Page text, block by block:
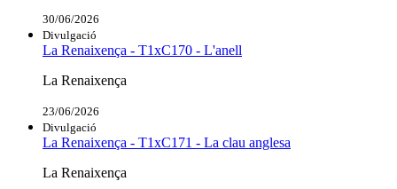
30/06/2026
Divulgació
La Renaixença - T1xC170 - L'anell
La Renaixença
23/06/2026
Divulgació
La Renaixença - T1xC171 - La clau anglesa
La Renaixença